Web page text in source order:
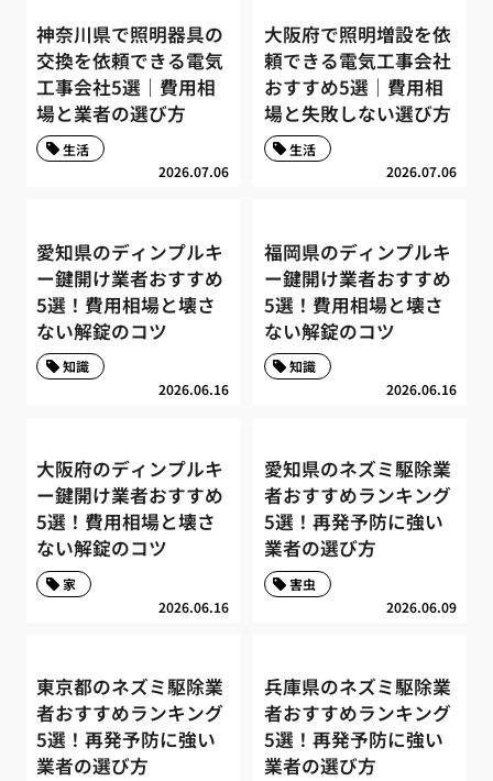
神奈川県で照明器具の
交換を依頼できる電気
工事会社5選｜費用相
場と業者の選び方
2026.07.06
生活
大阪府で照明増設を依
頼できる電気工事会社
おすすめ5選｜費用相
場と失敗しない選び方
2026.07.06
生活
愛知県のディンプルキ
ー鍵開け業者おすすめ
5選！費用相場と壊さ
ない解錠のコツ
2026.06.16
知識
福岡県のディンプルキ
ー鍵開け業者おすすめ
5選！費用相場と壊さ
ない解錠のコツ
2026.06.16
知識
大阪府のディンプルキ
ー鍵開け業者おすすめ
5選！費用相場と壊さ
ない解錠のコツ
2026.06.16
家
愛知県のネズミ駆除業
者おすすめランキング
5選！再発予防に強い
業者の選び方
2026.06.09
害虫
東京都のネズミ駆除業
者おすすめランキング
5選！再発予防に強い
業者の選び方
兵庫県のネズミ駆除業
者おすすめランキング
5選！再発予防に強い
業者の選び方